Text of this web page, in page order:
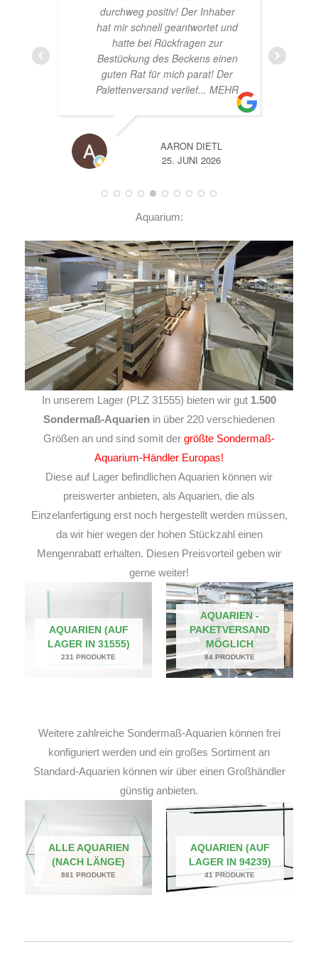
Glücklich mit meinem
Beståbecken
A
14. JUNI 2026
Aquarium:
In unserem Lager (PLZ 31555) bieten wir gut 1.500
Sondermaß-Aquarien in über 220 verschiedenen
Größen an und sind somit der größte Sondermaß-
Aquarium-Händler Europas!
Diese auf Lager befindlichen Aquarien können wir
preiswerter anbieten, als Aquarien, die als
Einzelanfertigung erst noch hergestellt werden müssen,
da wir hier wegen der hohen Stückzahl einen
Mengenrabatt erhalten. Diesen Preisvorteil geben wir
gerne weiter!
AQUARIEN (AUF
LAGER IN 31555)
231 PRODUKTE
AQUARIEN -
PAKETVERSAND
MÖGLICH
84 PRODUKTE
Weitere zahlreiche Sondermaß-Aquarien können frei
konfiguriert werden und ein großes Sortiment an
Standard-Aquarien können wir über einen Großhändler
günstig anbieten.
ALLE AQUARIEN
(NACH LÄNGE)
881 PRODUKTE
AQUARIEN (AUF
LAGER IN 94239)
41 PRODUKTE